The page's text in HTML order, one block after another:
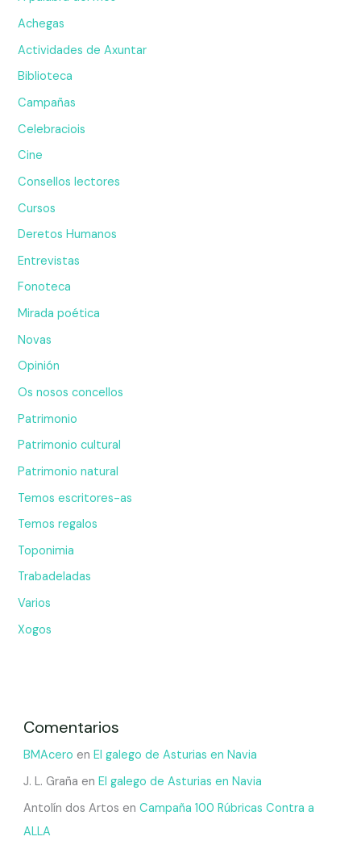
Achegas
Actividades de Axuntar
Biblioteca
Campañas
Celebraciois
Cine
Consellos lectores
Cursos
Deretos Humanos
Entrevistas
Fonoteca
Mirada poética
Novas
Opinión
Os nosos concellos
Patrimonio
Patrimonio cultural
Patrimonio natural
Temos escritores-as
Temos regalos
Toponimia
Trabadeladas
Varios
Xogos
Comentarios
BMAcero en El galego de Asturias en Navia
J. L. Graña en El galego de Asturias en Navia
Antolín dos Artos en Campaña 100 Rúbricas Contra a
ALLA